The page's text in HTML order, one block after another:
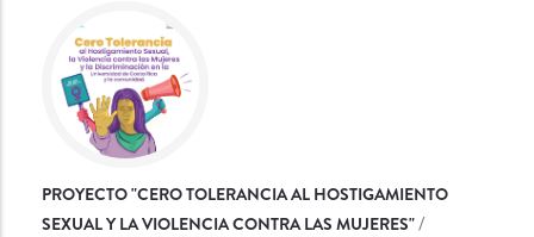
PROYECTO "CERO TOLERANCIA AL HOSTIGAMIENTO
SEXUAL Y LA VIOLENCIA CONTRA LAS MUJERES" /